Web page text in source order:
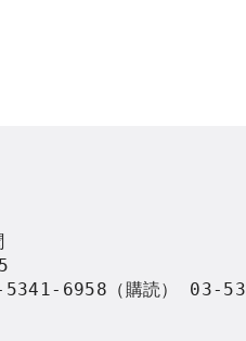
6958（購読） 03-